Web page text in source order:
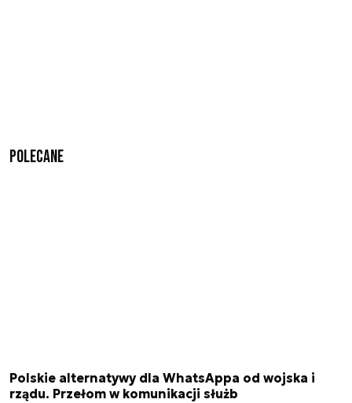
Polecane
Polskie alternatywy dla WhatsAppa od wojska i
rządu. Przełom w komunikacji służb